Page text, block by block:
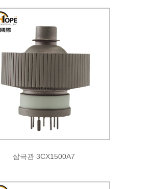
삼극관 3CX1500A7